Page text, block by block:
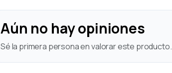
Aún no hay opiniones
Sé la primera persona en valorar este producto.